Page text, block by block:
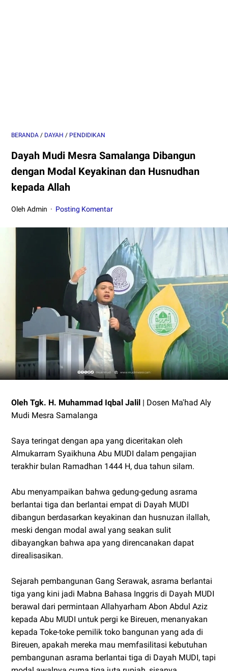
BERANDA / DAYAH / PENDIDIKAN
Dayah Mudi Mesra Samalanga Dibangun
dengan Modal Keyakinan dan Husnudhan
kepada Allah
Oleh Admin Posting Komentar
Oleh Tgk. H. Muhammad Iqbal Jalil | Dosen Ma'had Aly
Mudi Mesra Samalanga
Saya teringat dengan apa yang diceritakan oleh
Almukarram Syaikhuna Abu MUDI dalam pengajian
terakhir bulan Ramadhan 1444 H, dua tahun silam.
Abu menyampaikan bahwa gedung-gedung asrama
berlantai tiga dan berlantai empat di Dayah MUDI
dibangun berdasarkan keyakinan dan husnuzan ilallah,
meski dengan modal awal yang seakan sulit
dibayangkan bahwa apa yang direncanakan dapat
direalisasikan.
Sejarah pembangunan Gang Serawak, asrama berlantai
tiga yang kini jadi Mabna Bahasa Inggris di Dayah MUDI
berawal dari permintaan Allahyarham Abon Abdul Aziz
kepada Abu MUDI untuk pergi ke Bireuen, menanyakan
kepada Toke-toke pemilik toko bangunan yang ada di
Bireuen, apakah mereka mau memfasilitasi kebutuhan
pembangunan asrama berlantai tiga di Dayah MUDI, tapi